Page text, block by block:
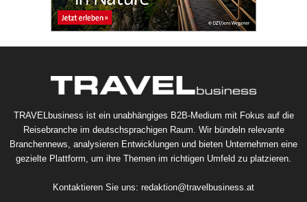
TRAVELbusiness ist ein unabhängiges B2B-Medium mit Fokus auf die
Reisebranche im deutschsprachigen Raum. Wir bündeln relevante
Branchennews, analysieren Entwicklungen und bieten Unternehmen eine
gezielte Plattform, um ihre Themen im richtigen Umfeld zu platzieren.
Kontaktieren Sie uns: redaktion@travelbusiness.at